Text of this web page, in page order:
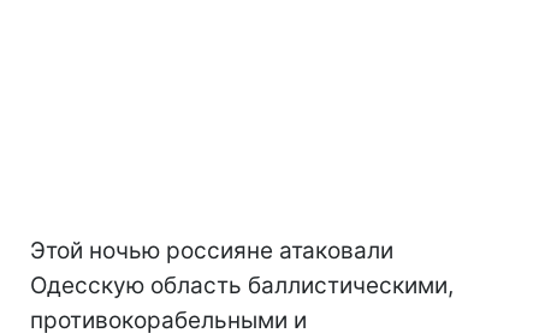
Этой ночью россияне атаковали
Одесскую область баллистическими,
противокорабельными и